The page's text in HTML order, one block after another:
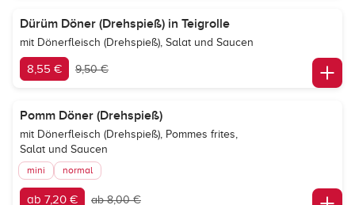
Dürüm Döner (Drehspieß) in Teigrolle
mit Dönerfleisch (Drehspieß), Salat und Saucen
8,55 € 9,50 €
Pomm Döner (Drehspieß)
mit Dönerfleisch (Drehspieß), Pommes frites,
Salat und Saucen
mini normal
ab 7,20 € ab 8,00 €